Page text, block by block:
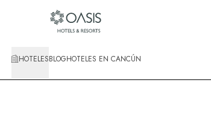
HOTELESBLOGHOTELES EN CANCÚN